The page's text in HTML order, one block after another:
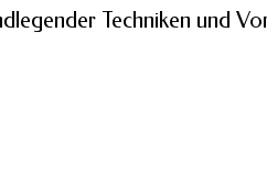
Techniken und